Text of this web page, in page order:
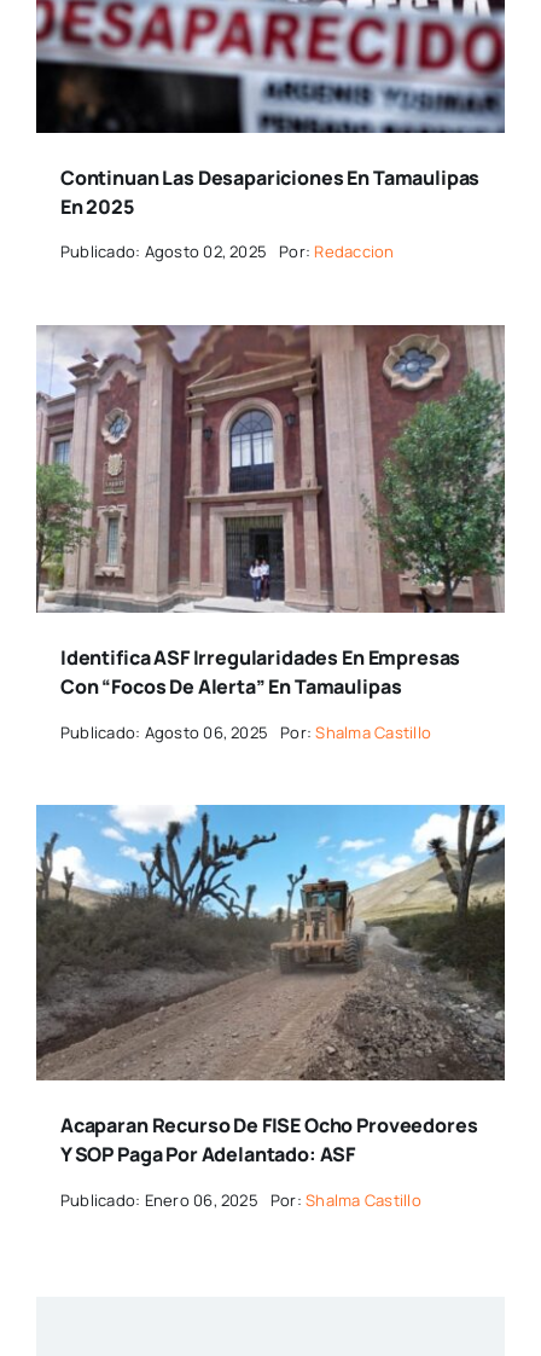
Continuan Las Desapariciones En Tamaulipas
En 2025
Publicado: Agosto 02, 2025 Por: Redaccion
Identifica ASF Irregularidades En Empresas
Con “focos De Alerta” En Tamaulipas
Publicado: Agosto 06, 2025 Por:Shalma Castillo
Acaparan Recurso De FISE Ocho Proveedores
Y SOP Paga Por Adelantado: ASF
Publicado: Enero 06, 2025 Por:Shalma Castillo